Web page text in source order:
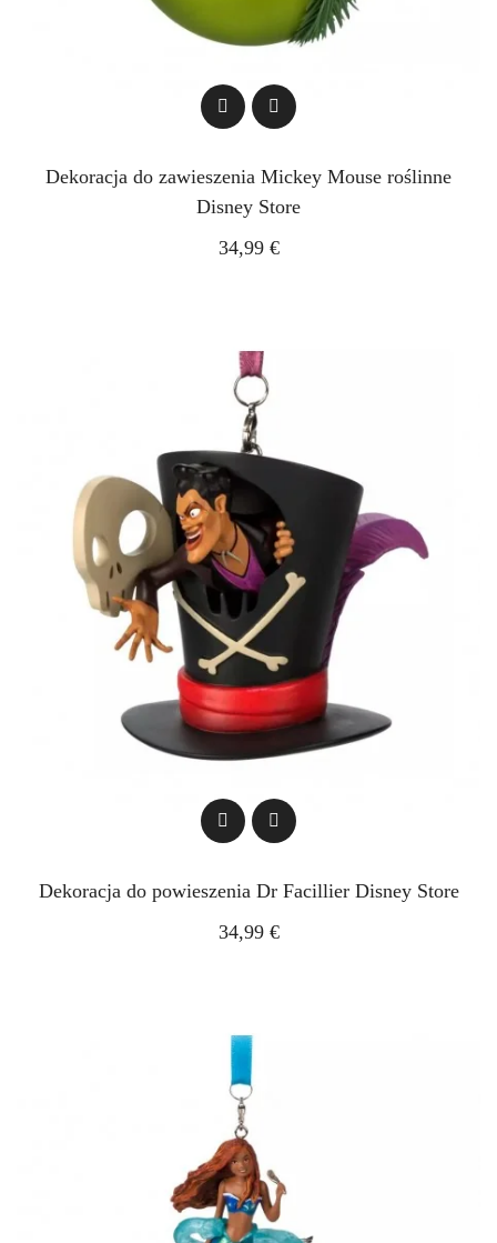
Dekoracja do zawieszenia Mickey Mouse roślinne
Disney Store
34,99 €
Dekoracja do powieszenia Dr Facillier Disney Store
34,99 €